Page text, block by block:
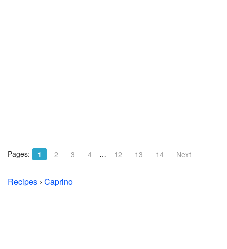
Pages: 1 2 3 4 … 12 13 14 Next
Recipes › Caprino